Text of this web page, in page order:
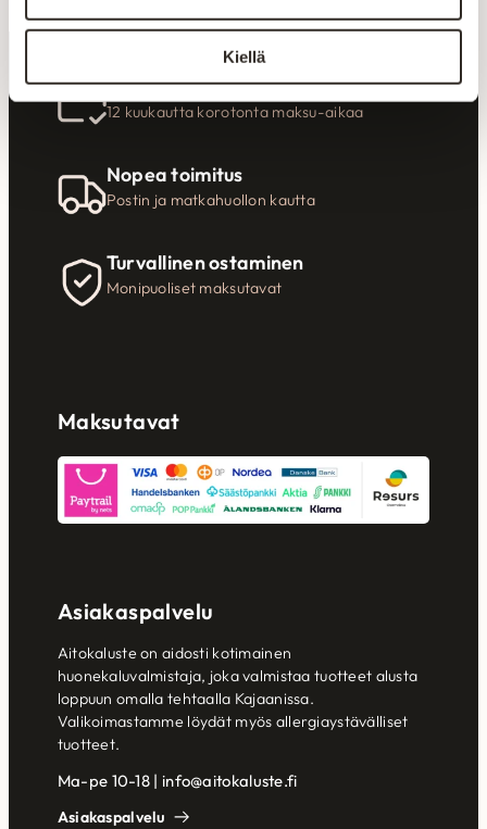
Kiellä
Koroton rahoitus
12 kuukautta korotonta maksu-aikaa
Nopea toimitus
Postin ja matkahuollon kautta
Turvallinen ostaminen
Monipuoliset maksutavat
Maksutavat
Asiakaspalvelu
Aitokaluste on aidosti kotimainen
huonekaluvalmistaja, joka valmistaa tuotteet alusta
loppuun omalla tehtaalla Kajaanissa.
Valikoimastamme löydät myös allergiaystävälliset
tuotteet.
Ma-pe 10-18 | info@aitokaluste.fi
Asiakaspalvelu